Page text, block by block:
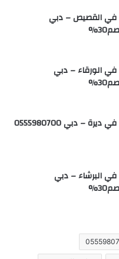
القصيص – دبي
الورقاء – دبي
شركة تنظيف كنب في ديرة – دبي 0555980700
البرشاء – دبي